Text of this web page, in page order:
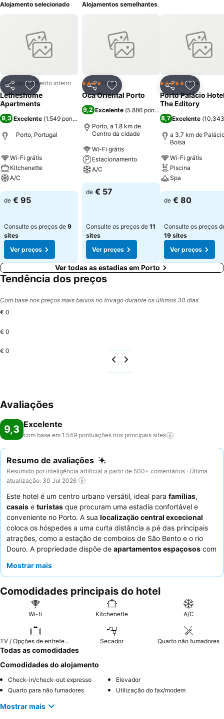
produtos, em 2004 surgiu a Letheshome, empresa com sede
qualidade resulta da simbiose perfeita entre a contemporaneidade e
urbanidade dos nossos produtos e o cariz genuíno que marca a sua
confecção nos mais tradicionais teares do nosso país. A
promover as tradições seculares, a arte e a cultura etnográfica e
artística popular. Letheshome Apartments são espaços decorados
de forma a que possa desfrutar dos nossos artigos, conhecendo e
reconhecendo a nossa qualidade num ambiente familiar e
acolhedor.
Alojamento selecionado
PartilharAdicionar aos favoritos
Casa/apartamento inteiro
Letheshome
Apartments
9,3 Excelente (1.549 pontuações
Porto, Portugal
Wi-Fi grátis
Kitchenette
A/C
Ver preços
de € 95
Consulte os preços de 9
sites
Ver preços
Alojamentos semelhantes
PartilharAdicionar aos favoritos
4 EstrelasHotel
Oca Oriental Porto
9,2 Excelente (5.886 pontuações
Porto, a 1.8 km de
Centro da cidade
Wi-Fi grátis
Estacionamento
A/C
Ver preços
de € 57
Consulte os preços de 11
sites
Ver preços
Partilhar
5 EstrelasHotel
Porto Palácio
The Editory
8,7Excelente (
a 3.7 km de
Bolsa
Wi-Fi grátis
Piscina
Spa
Ver preços
de € 80
Consulte os preços
19 sites
Ver preços
Ver todas as estadias em Porto
Tendência dos preços
Com base nos preços mais baixos no trivago durante os últimos 30 dias
€ 0
€ 0
€ 0
Avaliações
9,3 Excelente
com base em 1.549 pontuações nos principais sites
Resumo de avaliações
Resumido por inteligência artificial a partir de 500+ comentários · Última
atualização: 30 Jul 2026
Este hotel é um centro urbano versátil, ideal para famílias,
casais e turistas que procuram uma estadia confortável e
conveniente no Porto. A sua localização central excecional
coloca os hóspedes a uma curta distância a pé das principais
atrações, como a estação de comboios de São Bento e o rio
Douro. A propriedade dispõe de apartamentos espaçosos com
refeições ligeiras. Os hóspedes elogiam consistentemente o
pequeno-almoço, que inclui pão fresco e quente entregue à
porta. Para uma experiência mais tranquila, considere pedir um
quarto virado para o jardim.
Mostrar mais
Comodidades principais do hotel
Wi-fi Kitchenette A/C
TV / Opções de entretenimento Secador Quarto não fumadores
Todas as comodidades
Comodidades do alojamento
Check-in/check-out expresso
Elevador
Quarto para não fumadores
Utilização do fax/modem
Mostrar mais